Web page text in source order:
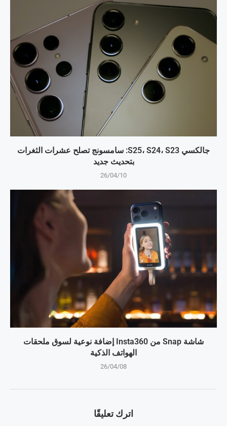
جالكسي S25، S24، S23: سامسونج تصلح عشرات الثغرات
بتحديث جديد
26/04/10
شاشة Snap من Insta360 إضافة نوعية لسوق ملحقات
الهواتف الذكية
26/04/08
اترك تعليقًا